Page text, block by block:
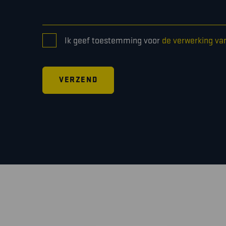
CONSENT
*
Ik geef toestemming voor de verwerking